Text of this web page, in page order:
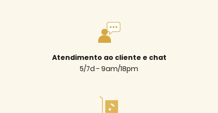
Atendimento ao cliente e chat
5/7d - 9am/18pm